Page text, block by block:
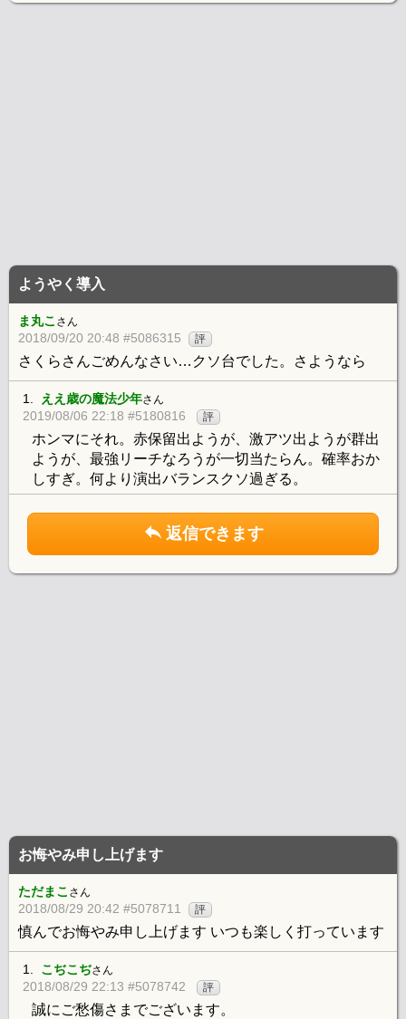
ようやく導入
ま丸こ さん
2018/09/20 20:48 #5086315 評
さくらさんごめんなさい…クソ台でした。さようなら
1. ええ歳の魔法少年さん
2019/08/06 22:18 #5180816 評
ホンマにそれ。赤保留出ようが、激アツ出ようが群出
ようが、最強リーチなろうが一切当たらん。確率おか
しすぎ。何より演出バランスクソ過ぎる。
返信できます
お悔やみ申し上げます
ただまこ さん
2018/08/29 20:42 #5078711 評
慎んでお悔やみ申し上げます いつも楽しく打っています
1. こぢこぢさん
2018/08/29 22:13 #5078742 評
誠にご愁傷さまでございます。